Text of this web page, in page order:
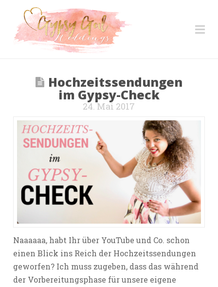
Hochzeitssendungen
im Gypsy-Check
24. Mai 2017
Naaaaaa, habt Ihr über YouTube und Co. schon
einen Blick ins Reich der Hochzeitssendungen
geworfen? Ich muss zugeben, dass das während
der Vorbereitungsphase für unsere eigene